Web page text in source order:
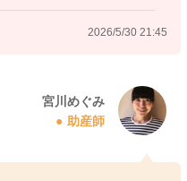
2026/5/30 21:45
宮川めぐみ
助産師